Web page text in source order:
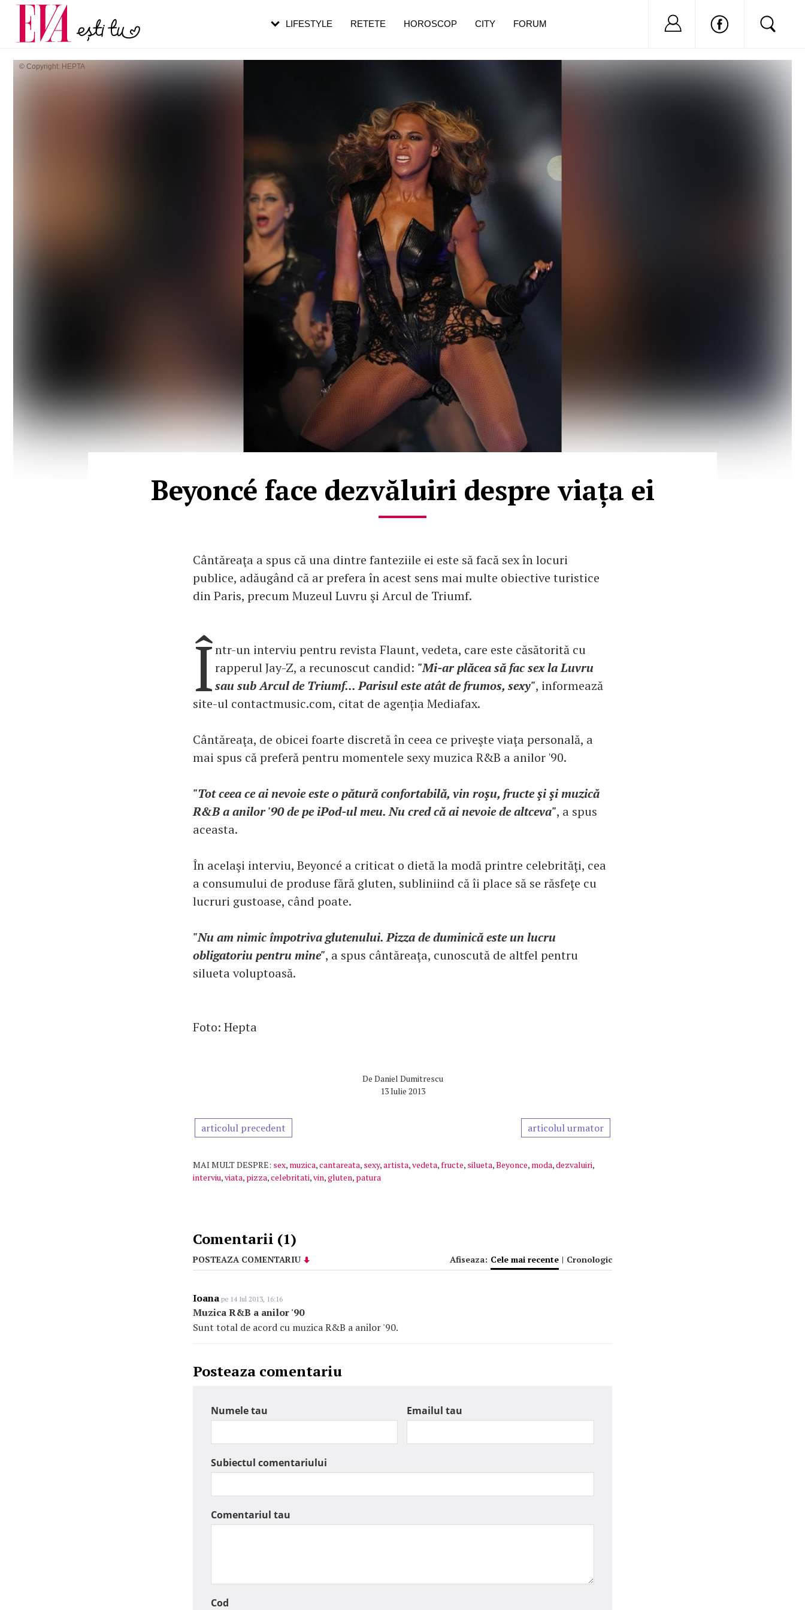
© Copyright: HEPTA
Beyoncé face dezvăluiri despre viața ei
Cântăreaţa a spus că una dintre fanteziile ei este să facă sex în locuri
publice, adăugând că ar prefera în acest sens mai multe obiective turistice
din Paris, precum Muzeul Luvru şi Arcul de Triumf.
Într-un interviu pentru revista Flaunt, vedeta, care este căsătorită cu
rapperul Jay-Z, a recunoscut candid: "Mi-ar plăcea să fac sex la Luvru
sau sub Arcul de Triumf... Parisul este atât de frumos, sexy", informează
site-ul contactmusic.com, citat de agenția Mediafax.
Cântăreaţa, de obicei foarte discretă în ceea ce priveşte viaţa personală, a
mai spus că preferă pentru momentele sexy muzica R&B a anilor '90.
"Tot ceea ce ai nevoie este o pătură confortabilă, vin roşu, fructe şi şi muzică
R&B a anilor '90 de pe iPod-ul meu. Nu cred că ai nevoie de altceva", a spus
aceasta.
În acelaşi interviu, Beyoncé a criticat o dietă la modă printre celebrităţi, cea
a consumului de produse fără gluten, subliniind că îi place să se răsfeţe cu
lucruri gustoase, când poate.
"Nu am nimic împotriva glutenului. Pizza de duminică este un lucru
obligatoriu pentru mine", a spus cântăreaţa, cunoscută de altfel pentru
silueta voluptoasă.
Foto: Hepta
De Daniel Dumitrescu
13 Iulie 2013
articolul precedent articolul urmator
MAI MULT DESPRE: sex, muzica,cantareata, sexy,artista,vedeta,fructe, silueta,Beyonce, moda,dezvaluiri,
interviu,viata, pizza,celebritati,vin,gluten, patura
Comentarii (1)
POSTEAZA COMENTARIU Afiseaza: Cele mai recente | Cronologic
Ioana pe 14 Iul 2013, 16:16
Muzica R&B a anilor '90
Sunt total de acord cu muzica R&B a anilor '90.
Posteaza comentariu
Numele tau Emailul tau
Subiectul comentariului
Comentariul tau
Cod
LIFESTYLE RETETE HOROSCOP CITY FORUM Nu ai cont?
Carieră
Actualitate
pe măsură ce înaintezi în vârstă
de dureroasă este investigația